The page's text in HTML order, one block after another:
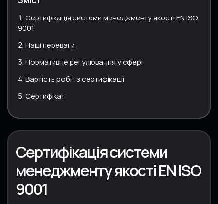
Сертифікація системи менеджменту якості ЕN ISO
9001
Наші переваги
Нормативне регулювання у сфері
Вартість робіт з сертифікації
Сертифікат
Сертифікація системи
менеджменту якості ЕN ISO
9001